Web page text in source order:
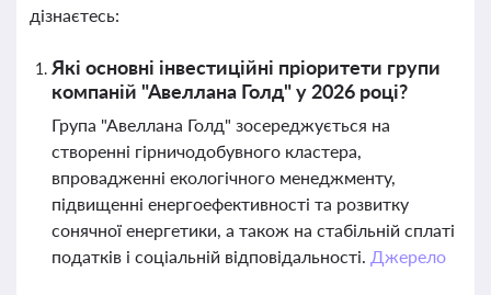
дізнаєтесь:
Які основні інвестиційні пріоритети групи
компаній "Авеллана Голд" у 2026 році?
Група "Авеллана Голд" зосереджується на
створенні гірничодобувного кластера,
впровадженні екологічного менеджменту,
підвищенні енергоефективності та розвитку
сонячної енергетики, а також на стабільній сплаті
податків і соціальній відповідальності. Джерело